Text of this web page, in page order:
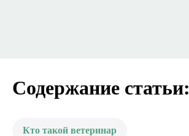
Содержание статьи:
Кто такой ветеринар